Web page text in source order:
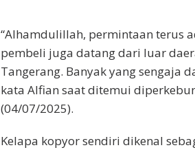
“Alhamdulillah, permintaan terus
pembeli juga datang dari luar
Tangerang. Banyak yang sengaja
kata Alfian saat ditemui
(04/07/2025).
Kelapa kopyor sendiri dikenal